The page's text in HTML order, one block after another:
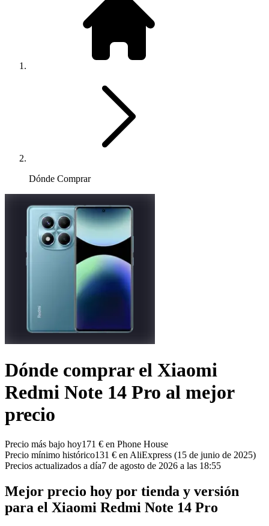
Dónde Comprar
Dónde comprar el Xiaomi
Redmi Note 14 Pro al mejor
precio
Precio más bajo hoy171 € en Phone House
Precio mínimo histórico131 € en AliExpress (15 de junio de 2025)
Precios actualizados a día7 de agosto de 2026 a las 18:55
Mejor precio hoy por tienda y versión
para el Xiaomi Redmi Note 14 Pro